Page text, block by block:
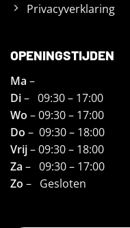
Privacyverklaring
OPENINGSTIJDEN
Ma –
Di– 09:30 – 17:00
Wo – 09:30 – 17:00
Do – 09:30 – 18:00
Vrij– 09:30 – 18:00
Za – 09:30 – 17:00
Zo – Gesloten